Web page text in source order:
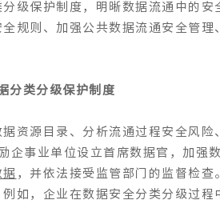
级保护制度，明晰数据流通中的安
规则、加强公共数据流通安全管
分类分级保护制度
据资源目录、分析流通过程安全风
企事业单位设立首席数据官，加强
据 ，并依法接受监管部门的监督检
如，企业在数据安全分类分级过